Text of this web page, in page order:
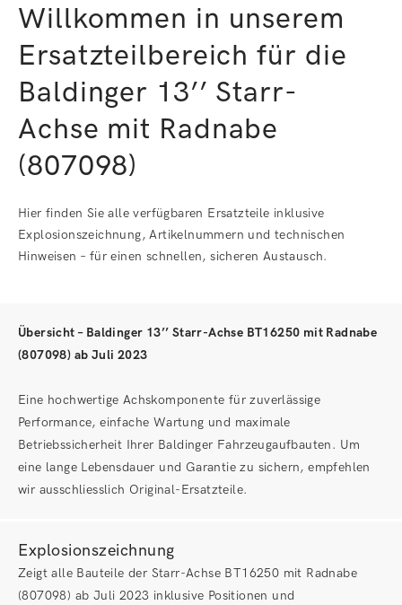
Willkommen in unserem
Ersatzteilbereich für die
Baldinger 13’’ Starr-
Achse mit Radnabe
(807098)
Hier finden Sie alle verfügbaren Ersatzteile inklusive
Explosionszeichnung, Artikelnummern und technischen
Hinweisen – für einen schnellen, sicheren Austausch.
Übersicht – Baldinger 13’’ Starr-Achse BT16250 mit Radnabe
(807098) ab Juli 2023
Eine hochwertige Achskomponente für zuverlässige
Performance, einfache Wartung und maximale
Betriebssicherheit Ihrer Baldinger Fahrzeugaufbauten. Um
eine lange Lebensdauer und Garantie zu sichern, empfehlen
wir ausschliesslich Original-Ersatzteile.
Explosionszeichnung
Zeigt alle Bauteile der Starr-Achse BT16250 mit Radnabe
(807098) ab Juli 2023 inklusive Positionen und